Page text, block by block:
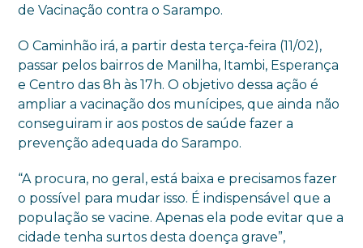
de Vacinação contra o Sarampo.
O Caminhão irá, a partir desta terça-feira (11/02),
passar pelos bairros de Manilha, Itambi, Esperança
e Centro das 8h às 17h. O objetivo dessa ação é
ampliar a vacinação dos munícipes, que ainda não
conseguiram ir aos postos de saúde fazer a
prevenção adequada do Sarampo.
“A procura, no geral, está baixa e precisamos fazer
o possível para mudar isso. É indispensável que a
população se vacine. Apenas ela pode evitar que a
cidade tenha surtos desta doença grave”,